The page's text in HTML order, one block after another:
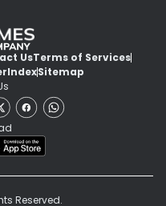
UsTerms of Services
IndexSitemap
Reserved.